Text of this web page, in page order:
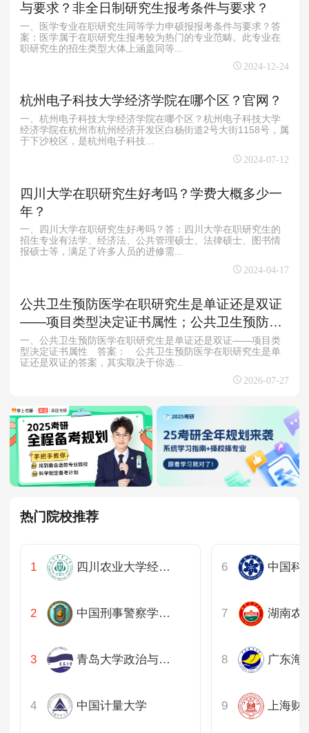
与要求？非全日制研究生报考条件与要求？
一、医学专业在职研究生同等学力申硕报报考条件与要求？答
案：医学属于在职研究生报考较为热门的专业范畴。此专业在
职研究生的招生类型大体上涵盖同等...
2024-12-24
杭州电子科技大学经济学院在哪个区？官网？
一、杭州电子科技大学经济学院在哪个区？杭州电子科技大学
经济学院在杭州市杭州经济开发区白杨街道2号大街1158号，属
于下沙校区，是杭州电子科技...
2024-07-12
四川大学在职研究生好考吗？学费大概多少一
年？
一、四川大学在职研究生好考吗？答：四川大学在职研究生的
招生专业有法学、经济法、公共管理硕士、法律硕士、图书情
报硕士等，满足了许多人员的进修需...
2024-04-17
公共卫生预防医学在职研究生是单证还是双证
——项目类型决定证书属性；公共卫生预防医
学在职研究生报考差异——全流程对比分析
一、公共卫生预防医学在职研究生是单证还是双证——项目类
型决定证书属性 答案： 公共卫生预防医学在职研究生是单
证还是双证的答案，其实取决于你选...
2026-07-27
热门院校推荐
四川农业大学经济学院
中国刑事警察学院公安基础教研部
青岛大学政治与公共管理学院
中国计量大学
广东海